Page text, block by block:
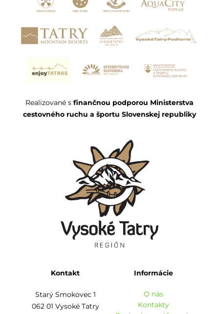
Realizované s finančnou podporou Ministerstva
cestovného ruchu a športu Slovenskej republiky
Kontakt
Starý Smokovec 1
062 01 Vysoké Tatry
Informácie
O nás
Kontakty